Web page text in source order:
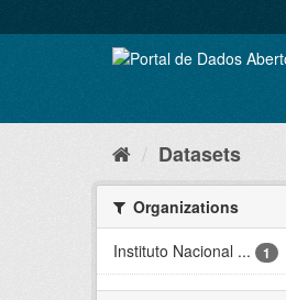
to
Datasets
Organizations
Instituto Nacional ...
1